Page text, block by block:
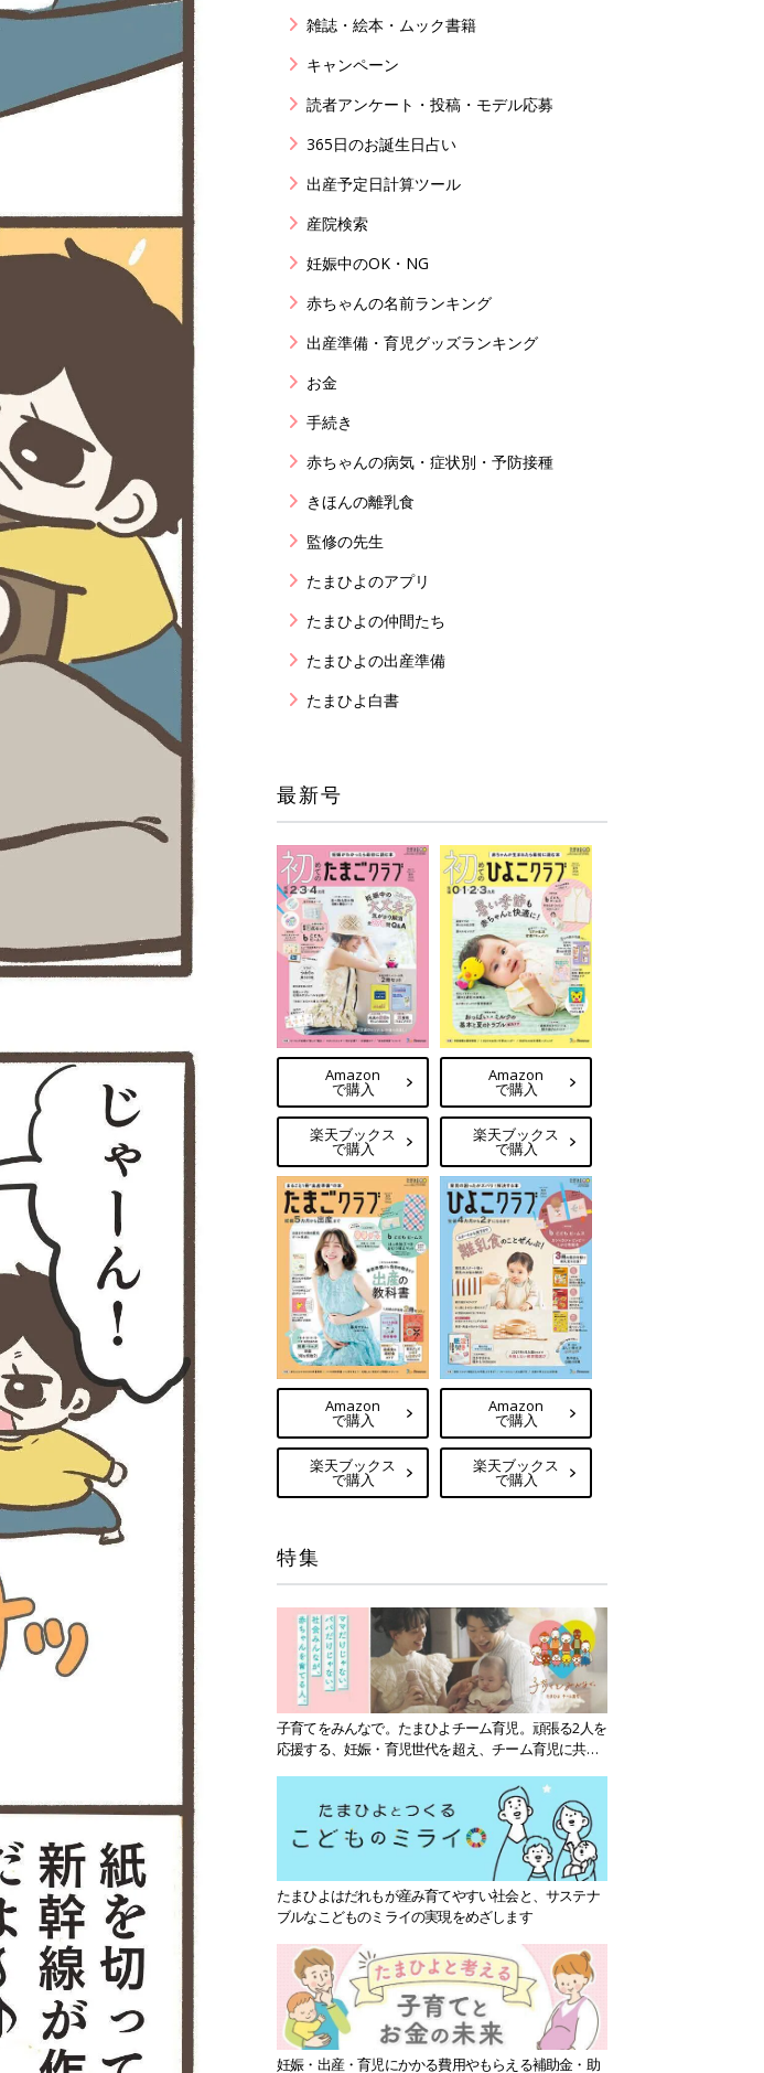
雑誌・絵本・ムック書籍
キャンペーン
読者アンケート・投稿・モデル応募
365日のお誕生日占い
出産予定日計算ツール
産院検索
妊娠中のOK・NG
赤ちゃんの名前ランキング
出産準備・育児グッズランキング
お金
手続き
赤ちゃんの病気・症状別・予防接種
きほんの離乳食
監修の先生
たまひよのアプリ
たまひよの仲間たち
たまひよの出産準備
たまひよ白書
最新号
Amazon
で購入
楽天ブックス
で購入
Amazon
で購入
楽天ブックス
で購入
Amazon
で購入
楽天ブックス
で購入
Amazon
で購入
楽天ブックス
で購入
特集
子育てをみんなで。たまひよチーム育児。頑張る2人を
応援する、妊娠・育児世代を超え、チーム育児に共感
たまひよはだれもが産み育てやすい社会と、サステナ
ブルなこどものミライの実現をめざします
妊娠・出産・育児にかかる費用やもらえる補助金・助